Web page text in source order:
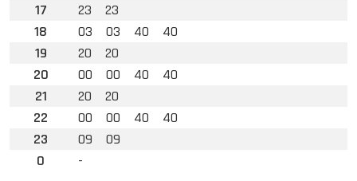
17
23
23
18
03 03 40
40
19
20
20
20
00 00 40
40
21
20
20
22
00 00 40
40
23
09
09
0
-